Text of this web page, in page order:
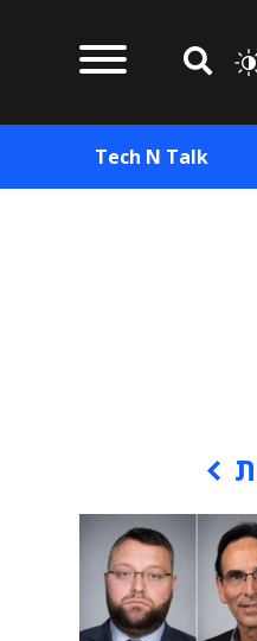
Tech N Talk